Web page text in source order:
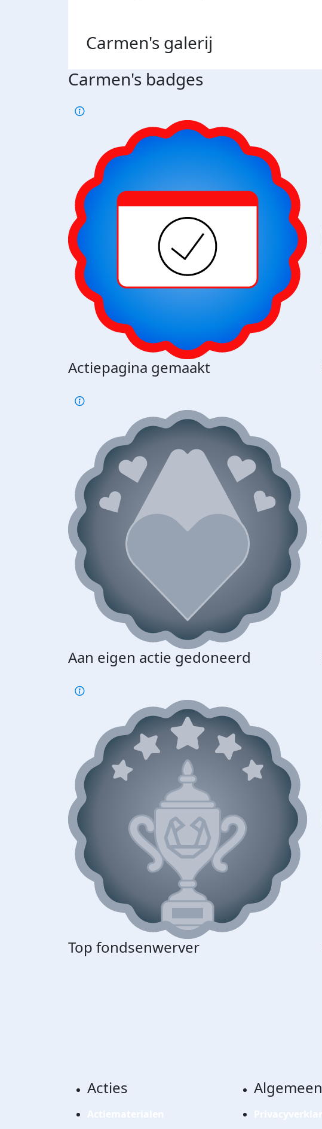
Carmen's galerij
Carmen's badges
Actiepagina gemaakt
Aan eigen actie gedoneerd
Top fondsenwerver
Acties Algemeen